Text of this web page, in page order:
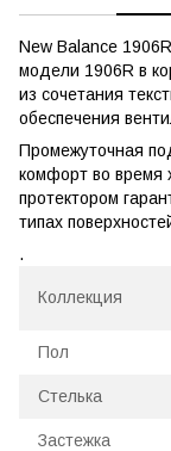
New Balance
модели 1906R в
из сочетания
обеспечения
Промежуточная
комфорт во время
протектором
типах
.
Коллекция
Пол
Стелька
Застежка